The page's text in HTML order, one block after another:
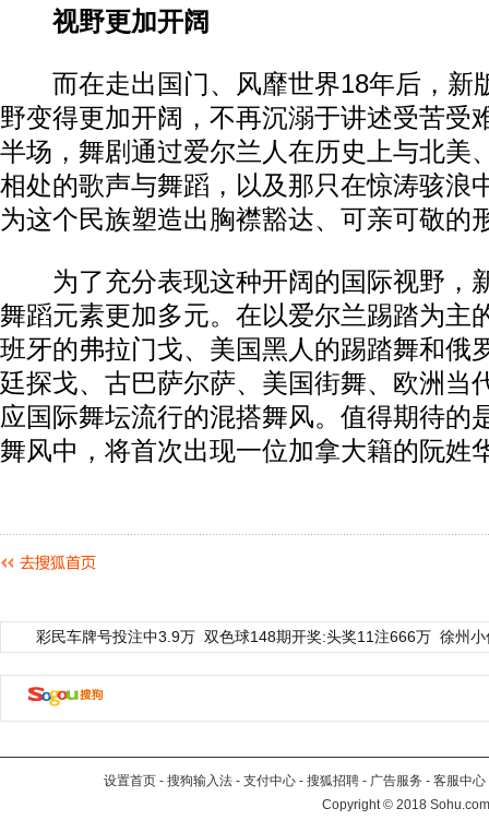
视野更加开阔
而在走出国门、风靡世界18年后，新
野变得更加开阔，不再沉溺于讲述受苦受
半场，舞剧通过爱尔兰人在历史上与北美
相处的歌声与舞蹈，以及那只在惊涛骇浪
为这个民族塑造出胸襟豁达、可亲可敬的
为了充分表现这种开阔的国际视野，
舞蹈元素更加多元。在以爱尔兰踢踏为主
班牙的弗拉门戈、美国黑人的踢踏舞和俄
廷探戈、古巴萨尔萨、美国街舞、欧洲当
应国际舞坛流行的混搭舞风。值得期待的
舞风中，将首次出现一位加拿大籍的阮姓
彩民车牌号投注中3.9万 双色球148期开奖:头奖11注666万 徐州
设置首页 - 搜狗输入法 - 支付中心 - 搜狐招聘 - 广告服务 - 客服中心
Copyright©2018